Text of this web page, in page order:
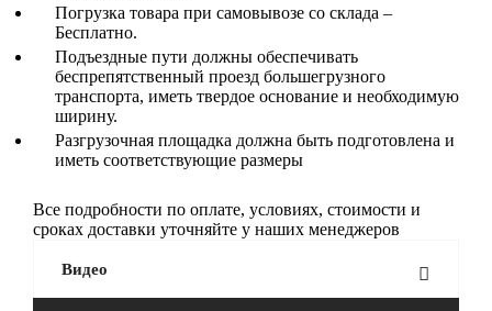
Погрузка товара при самовывозе со склада –
Бесплатно.
Подъездные пути должны обеспечивать
беспрепятственный проезд большегрузного
транспорта, иметь твердое основание и необходимую
ширину.
Разгрузочная площадка должна быть подготовлена и
иметь соответствующие размеры
Все подробности по оплате, условиях, стоимости и
сроках доставки уточняйте у наших менеджеров
Видео